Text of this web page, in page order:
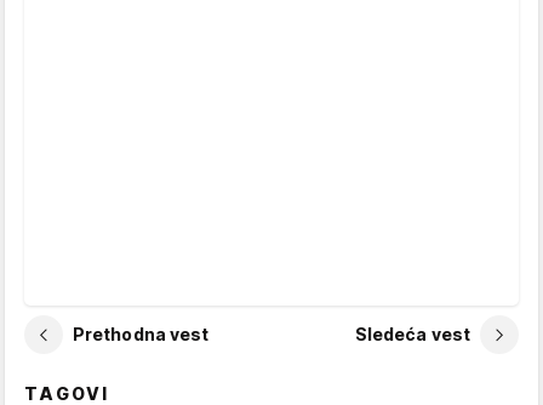
Prethodna vest Sledeća vest
TAGOVI